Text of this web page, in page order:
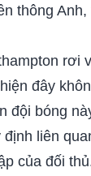
thông
rơi
đây
đội bóng
liên
của đối